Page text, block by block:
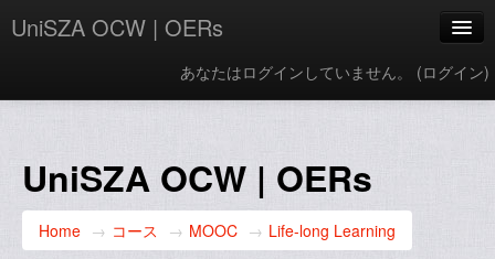
UniSZA OCW | OERs
あなたはログインしていません。 (ログイン)
UniSZA Website
UniSZA OCW | OERs
Home → コース → MOOC → Life-long Learning